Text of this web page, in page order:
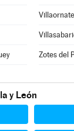
Zotes del
y León